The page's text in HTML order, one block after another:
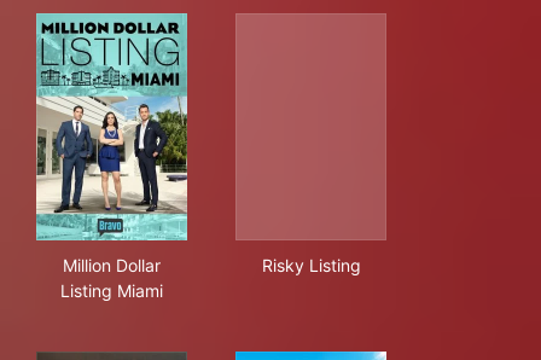
Million Dollar
Listing Miami
Risky Listing